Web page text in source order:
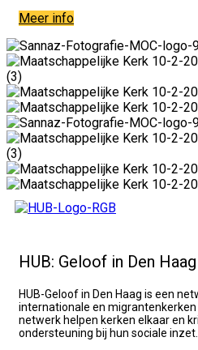
Meer info
HUB: Geloof in Den Haag
HUB-Geloof in Den Haag is een
internationale en migrantenkerken
netwerk helpen kerken elkaar en
ondersteuning bij hun sociale inzet.